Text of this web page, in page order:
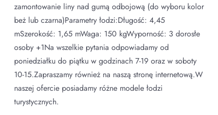
zamontowanie liny nad gumą odbojową (do wyboru kolor
beż lub czarna)Parametry łodzi:Długość: 4,45
mSzerokość: 1,65 mWaga: 150 kgWyporność: 3 dorosłe
osoby +1Na wszelkie pytania odpowiadamy od
poniedziałku do piątku w godzinach 7-19 oraz w soboty
10-15.Zapraszamy również na naszą stronę internetową.W
naszej ofercie posiadamy różne modele łodzi
turystycznych.